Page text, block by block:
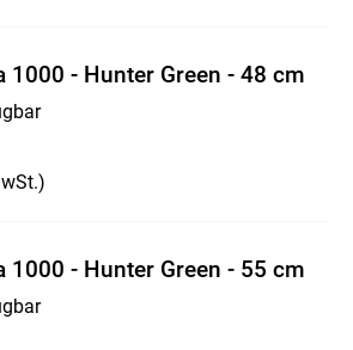
1000 - Hunter Green - 48 cm
1000 - Hunter Green - 55 cm